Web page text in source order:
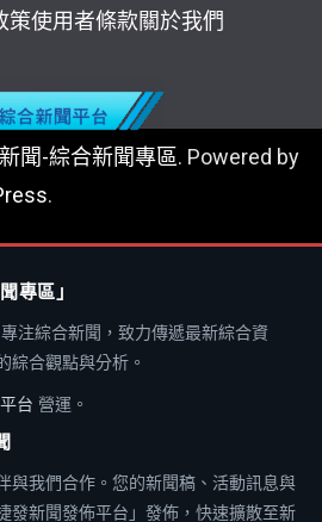
策使用者條款關於我們
聞-綜合新聞專區. Powered by
.
專區」
注綜合新聞，致力傳遞最新綜合資
綜合觀點與分析。
台 營運。
與我們合作。您的新聞稿、活動訊息與
發新聞發佈平台」發佈，快速擴散至新